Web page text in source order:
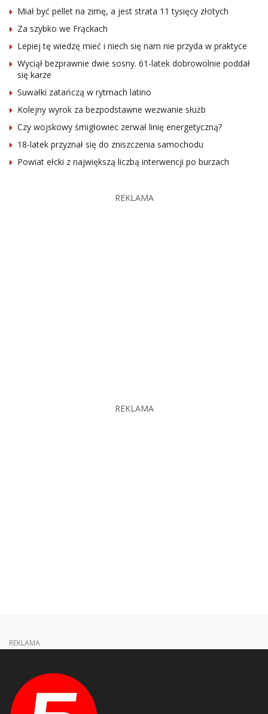
Miał być pellet na zimę, a jest strata 11 tysięcy złotych
Za szybko we Frąckach
Lepiej tę wiedzę mieć i niech się nam nie przyda w praktyce
Wyciął bezprawnie dwie sosny. 61-latek dobrowolnie poddał
się karze
Suwałki zatańczą w rytmach latino
Kolejny wyrok za bezpodstawne wezwanie służb
Czy wojskowy śmigłowiec zerwał linię energetyczną?
18-latek przyznał się do zniszczenia samochodu
Powiat ełcki z największą liczbą interwencji po burzach
REKLAMA
REKLAMA
REKLAMA